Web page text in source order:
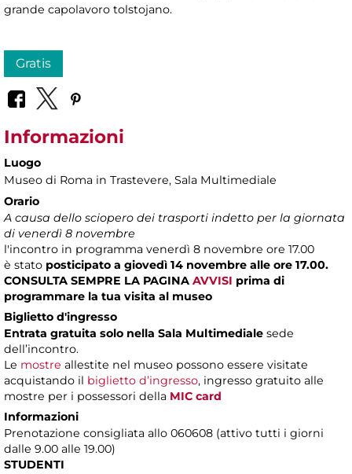
grande capolavoro tolstojano.
Gratis
Informazioni
Luogo
Museo di Roma in Trastevere, Sala Multimediale
Orario
A causa dello sciopero dei trasporti indetto per la giornata
di venerdì 8 novembre
l'incontro in programma venerdì 8 novembre ore 17.00
è stato posticipato a giovedì 14 novembre alle ore 17.00.
CONSULTA SEMPRE LA PAGINA AVVISI prima di
programmare la tua visita al museo
Biglietto d'ingresso
Entrata gratuita solo nella Sala Multimediale sede
dell’incontro.
Le mostre allestite nel museo possono essere visitate
acquistando il biglietto d’ingresso, ingresso gratuito alle
mostre per i possessori della MIC card
Informazioni
Prenotazione consigliata allo 060608 (attivo tutti i giorni
dalle 9.00 alle 19.00)
STUDENTI